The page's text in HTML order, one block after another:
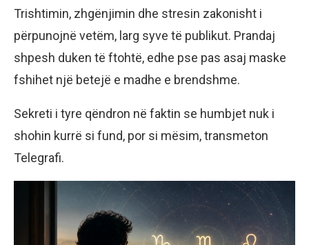
Trishtimin, zhgënjimin dhe stresin zakonisht i
përpunojnë vetëm, larg syve të publikut. Prandaj
shpesh duken të ftohtë, edhe pse pas asaj maske
fshihet një betejë e madhe e brendshme.
Sekreti i tyre qëndron në faktin se humbjet nuk i
shohin kurrë si fund, por si mësim, transmeton
Telegrafi.